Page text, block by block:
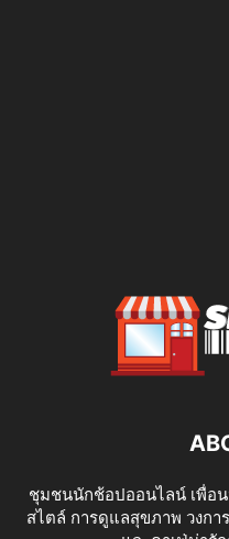
ชุมชนนักช้อปออนไลน์ เพื่อ
สไตล์ การดูแลสุขภาพ วงกา